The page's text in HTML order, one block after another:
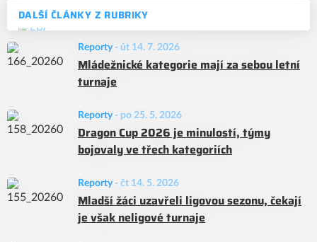
DALŠÍ ČLÁNKY Z RUBRIKY
Reporty - út 14. 7. 2026
Mládežnické kategorie mají za sebou letní
turnaje
Reporty - po 25. 5. 2026
Dragon Cup 2026 je minulostí, týmy
bojovaly ve třech kategoriích
Reporty - čt 14. 5. 2026
Mladší žáci uzavřeli ligovou sezonu, čekají
je však neligové turnaje